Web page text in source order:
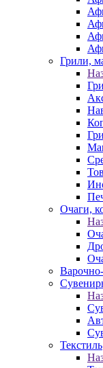
Грили,
Очаги,
Текстиль